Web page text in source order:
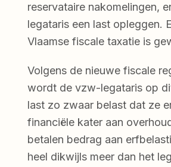
reservataire nakomelingen,
legataris een last opleggen.
Vlaamse fiscale taxatie is
Volgens de nieuwe fiscale
wordt de vzw-legataris op
last zo zwaar belast dat ze
financiële kater aan
betalen bedrag aan
heel dikwijls meer dan het